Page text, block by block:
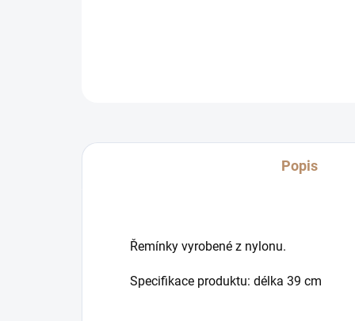
Popis
Řemínky vyrobené z nylonu.
Specifikace produktu: délka 39 cm